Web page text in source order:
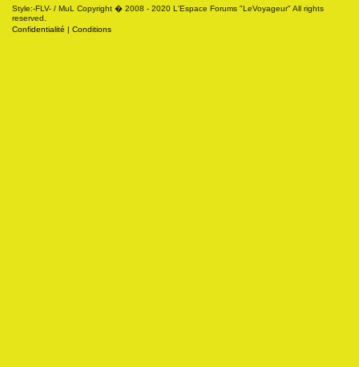
Style:-FLV- / MuL Copyright � 2008 - 2020 L'Espace Forums "LeVoyageur" All rights
reserved.
Confidentialité | Conditions